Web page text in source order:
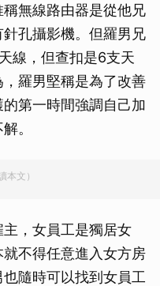
無線路由器是從他兄
孔攝影機。但羅男兄
線，但查扣是6支天
羅男堅稱是為了改善
第一時間強調自己加
。
本文）
，女員工是獨居女
不得任意進入女方房
隨時可以找到女員工